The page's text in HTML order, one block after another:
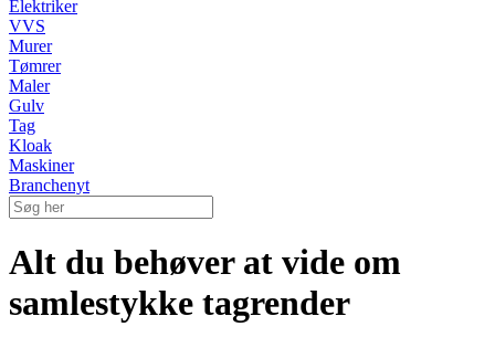
Elektriker
VVS
Murer
Tømrer
Maler
Gulv
Tag
Kloak
Maskiner
Branchenyt
Alt du behøver at vide om
samlestykke tagrender